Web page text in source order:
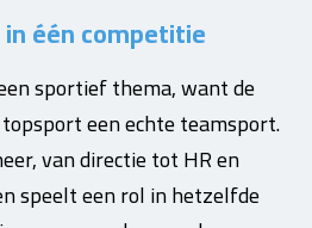
één competitie
sportief thema, want de
een echte teamsport.
van directie tot HR en
speelt een rol in hetzelfde